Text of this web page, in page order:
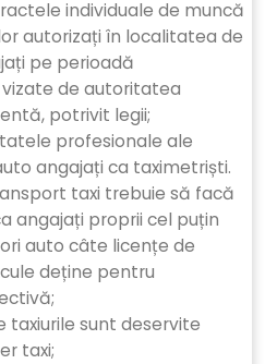
individuale de muncă
autorizați în localitatea de
pe perioadă
de autoritatea
potrivit legii;
profesionale ale
angajați ca taximetriști.
taxi trebuie să facă
angajați proprii cel puțin
auto câte licențe de
deține pentru
sunt deservite
taxi;